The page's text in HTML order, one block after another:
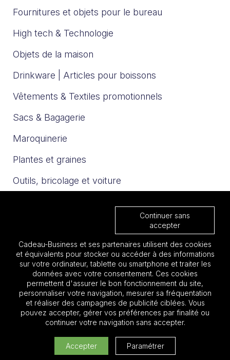
Ajouter au devis
Fournitures et objets pour le bureau
High tech & Technologie
Objets de la maison
Drinkware | Articles pour boissons
Vêtements & Textiles promotionnels
Sacs & Bagagerie
Maroquinerie
Plantes et graines
Outils, bricolage et voiture
Nos catalogues
Les must 2025
Focus BTP
Focus Aéronautique
Cadeau entreprise pas cher
Continuer sans
accepter
Cadeau-Business et ses partenaires utilisent des cookies
et équivalents pour stocker ou accéder à des informations
sur votre ordinateur, tablette ou smartphone et traiter les
données avec votre consentement. Ces cookies
permettent d'assurer le bon fonctionnement du site,
personnaliser votre navigation, mesurer sa fréquentation
et réaliser des campagnes de publicité ciblées. Vous
pouvez accepter, gérer vos préférences par finalité ou
continuer votre navigation sans accepter.
Accepter Paramétrer